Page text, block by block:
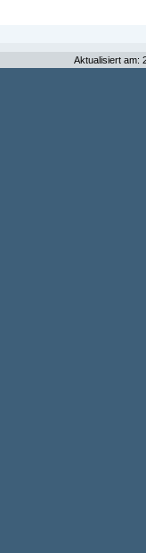
Aktualisiert am: